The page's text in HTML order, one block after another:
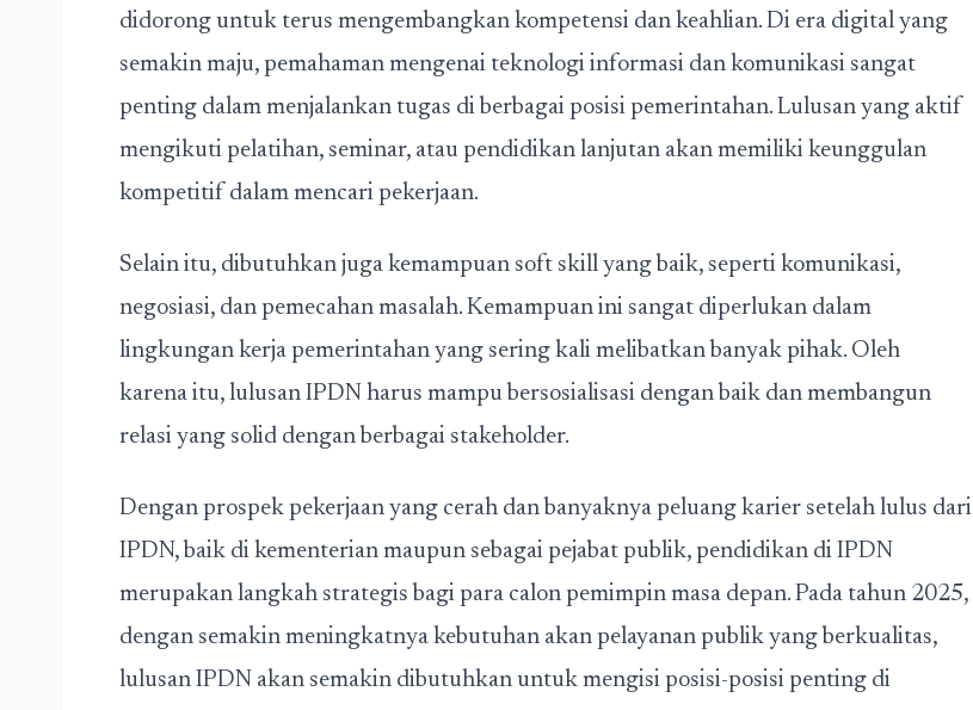
didorong untuk terus mengembangkan kompetensi dan keahlian. Di era digital yang
semakin maju, pemahaman mengenai teknologi informasi dan komunikasi sangat
penting dalam menjalankan tugas di berbagai posisi pemerintahan. Lulusan yang aktif
mengikuti pelatihan, seminar, atau pendidikan lanjutan akan memiliki keunggulan
kompetitif dalam mencari pekerjaan.
Selain itu, dibutuhkan juga kemampuan soft skill yang baik, seperti komunikasi,
negosiasi, dan pemecahan masalah. Kemampuan ini sangat diperlukan dalam
lingkungan kerja pemerintahan yang sering kali melibatkan banyak pihak. Oleh
karena itu, lulusan IPDN harus mampu bersosialisasi dengan baik dan membangun
relasi yang solid dengan berbagai stakeholder.
Dengan prospek pekerjaan yang cerah dan banyaknya peluang karier setelah lulus dari
IPDN, baik di kementerian maupun sebagai pejabat publik, pendidikan di IPDN
merupakan langkah strategis bagi para calon pemimpin masa depan. Pada tahun 2025,
dengan semakin meningkatnya kebutuhan akan pelayanan publik yang berkualitas,
lulusan IPDN akan semakin dibutuhkan untuk mengisi posisi-posisi penting di